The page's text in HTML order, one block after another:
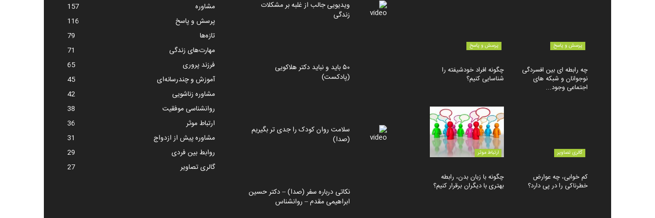
مشاوره
157
پرسش و پاسخ
116
تازه‌ها
79
مهارت‌های زندگی
71
فرزند پروری
65
آموزش و چندرسانه‌ای
45
مشاوره زناشویی
42
روانشناسی موفقیت
38
ارتباط موثر
36
مشاوره پیش از ازدواج
31
روابط بین فردی
29
گالری تصاویر
27
ویدیویی جالب از غلبه بر مشکلات
زندگی
۵۰ باید و نباید دکتر هلاکویی
(پادکست)
سلامت روان کودک را جدی تر بگیریم
(صدا)
نکاتی درباره سفر (صدا) – دکتر حسین
ابراهیمی مقدم – روانشناس
پرسش و پاسخ
چگونه افراد خودشیفته را
شناسایی کنیم؟
پرسش و پاسخ
چه رابطه ای بین افسردگی
نوجوانان و شبکه های
اجتماعی وجود...
ارتباط موثر
چگونه با زبان بدن، رابطه
بهتری با دیگران برقرار کنیم؟
گالری تصاویر
کم خوابی، چه عوارض
خطرناکی را در پی دارد؟